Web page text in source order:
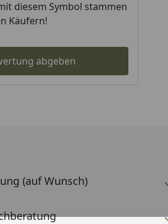
diesem Symbol stammen
Käufern!
abgeben
(auf Wunsch)